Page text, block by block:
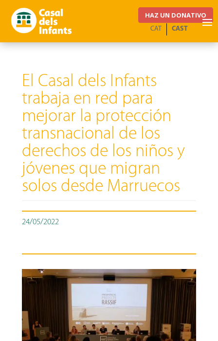
HAZ UN DONATIVO
CAST
CAT
El Casal dels Infants
trabaja en red para
mejorar la protección
transnacional de los
derechos de los niños y
jóvenes que migran
solos desde Marruecos
24/05/2022